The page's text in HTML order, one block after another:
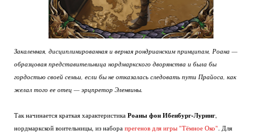
Закаленная, дисциплинированная и верная рондрианским принципам, Роана —
образцовая представительница нордмаркского дворянства и была бы
гордостью своей семьи, если бы не отказалась следовать пути Прайоса, как
желал того ее отец — эрцпретор Эленвины.
Так начинается краткая характеристика Роаны фон Ибенбург-Луринг,
нордмаркской воительницы, из набора прегенов для игры "Тёмное Око". Для